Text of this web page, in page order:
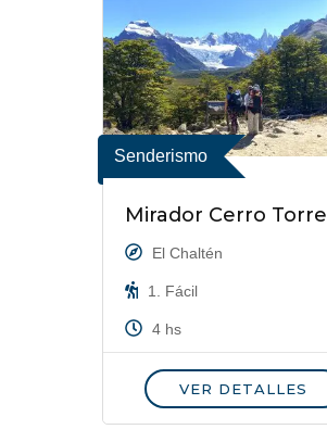
Senderismo
Mirador Cerro Torre
El Chaltén
1. Fácil
4 hs
VER DETALLES